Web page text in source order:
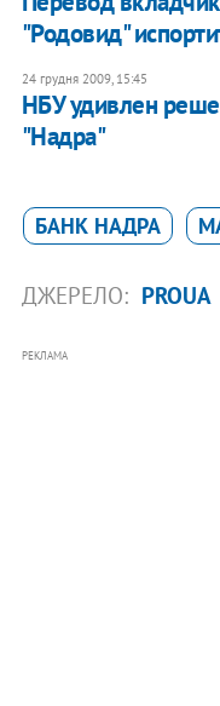
"Родовид"
24 грудня 2009, 15:45
НБУ удивлен
"Надра"
БАНК НАДРА
ДЖЕРЕЛО: PROUA
РЕКЛАМА